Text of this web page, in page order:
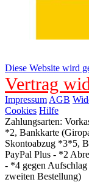
Diese Website wird
Vertrag
Impressum AGB
Cookies Hilfe
Zahlungsarten:
*2, Bankkarte
Skontoabzug *3*5,
PayPal Plus - *2
- *4 gegen
zweiten Bestellung)